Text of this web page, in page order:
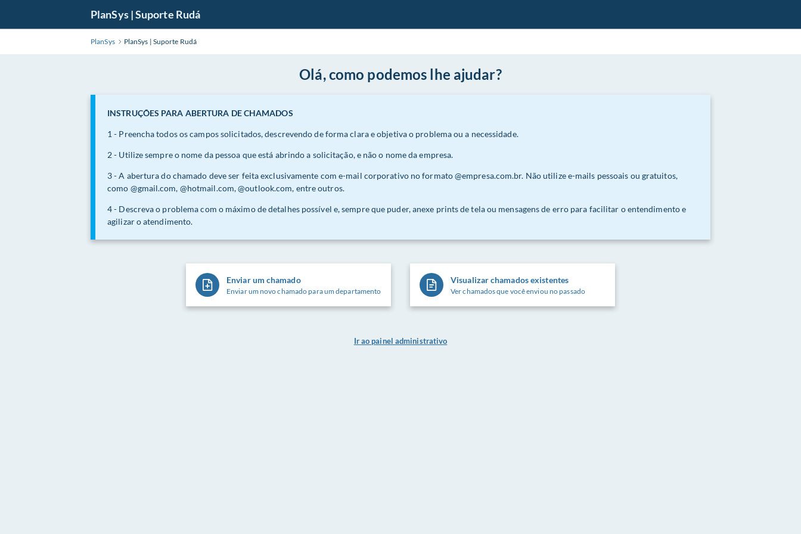
PlanSys | Suporte Rudá
PlanSys PlanSys | Suporte Rudá
Olá, como podemos lhe ajudar?
INSTRUÇÕES PARA ABERTURA DE CHAMADOS
1 - Preencha todos os campos solicitados, descrevendo de forma clara e objetiva o problema ou a necessidade.
2 - Utilize sempre o nome da pessoa que está abrindo a solicitação, e não o nome da empresa.
3 - A abertura do chamado deve ser feita exclusivamente com e-mail corporativo no formato @empresa.com.br. Não utilize e-mails pessoais ou gratuitos,
como @gmail.com, @hotmail.com, @outlook.com, entre outros.
4 - Descreva o problema com o máximo de detalhes possível e, sempre que puder, anexe prints de tela ou mensagens de erro para facilitar o entendimento e
agilizar o atendimento.
Enviar um chamado
Enviar um novo chamado para um departamento
Visualizar chamados existentes
Ver chamados que você enviou no passado
Ir ao painel administrativo